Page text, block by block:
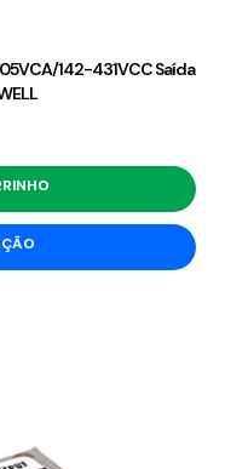
142-431VCC Saída